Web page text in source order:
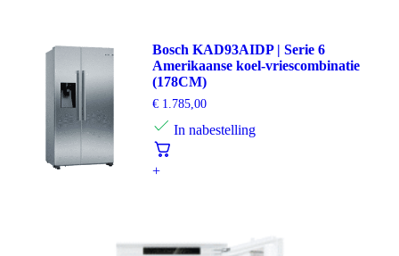
Bosch KAD93AIDP | Serie 6
Amerikaanse koel-vriescombinatie
(178CM)
€ 1.785,00
In nabestelling
+